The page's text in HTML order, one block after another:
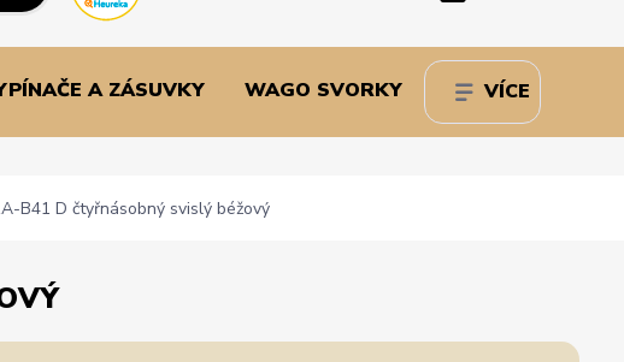
A ZÁSUVKY WAGO SVORKY VÍCE
B41 D čtyřnásobný svislý béžový